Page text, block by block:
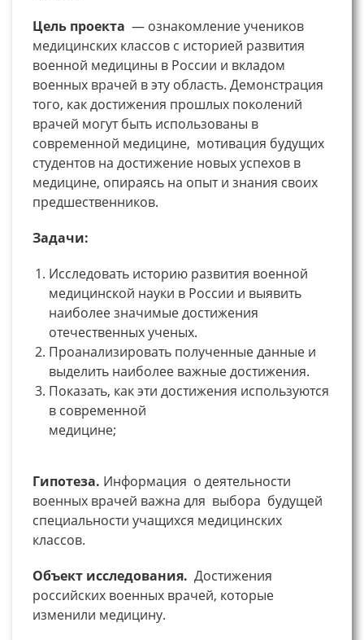
Цель проекта — ознакомление учеников
медицинских классов с историей развития
военной медицины в России и вкладом
военных врачей в эту область. Демонстрация
того, как достижения прошлых поколений
врачей могут быть использованы в
современной медицине, мотивация будущих
студентов на достижение новых успехов в
медицине, опираясь на опыт и знания своих
предшественников.
Задачи:
Исследовать историю развития военной
медицинской науки в России и выявить
наиболее значимые достижения
отечественных ученых.
Проанализировать полученные данные и
выделить наиболее важные достижения.
Показать, как эти достижения используются
в современной
медицине;
Гипотеза. Информация о деятельности
военных врачей важна для выбора будущей
специальности учащихся медицинских
классов.
Объект исследования. Достижения
российских военных врачей, которые
изменили медицину.